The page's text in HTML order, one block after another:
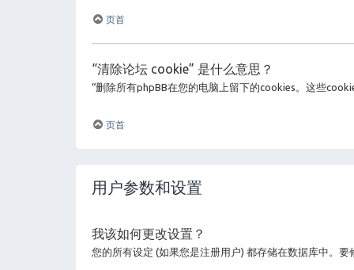
页首
“清除论坛 cookie” 是什么意思？
“删除所有phpBB在您的电脑上留下的cookies。这些
页首
用户参数和设置
我该如何更改设置？
您的所有设定 (如果您是注册用户) 都存储在数据库中。